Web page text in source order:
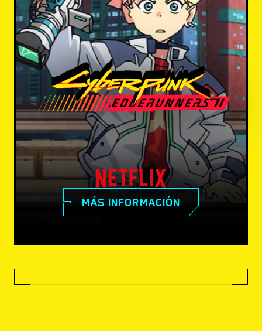
MÁS INFORMACIÓN